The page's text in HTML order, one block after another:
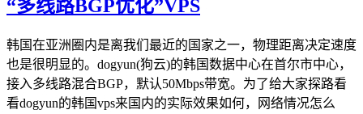
“多线路BGP优化”VPS
韩国在亚洲圈内是离我们最近的国家之一，物理距离决定速度
也是很明显的。dogyun(狗云)的韩国数据中心在首尔市中心，
接入多线路混合BGP，默认50Mbps带宽。为了给大家探路看
看dogyun的韩国vps来国内的实际效果如何，网络情况怎么